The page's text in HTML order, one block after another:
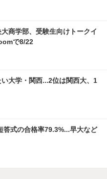
大商学部、受験生向けトークイ
で8/22
大学・関西...2位は関西大、1
答式の合格率79.3%...早大など